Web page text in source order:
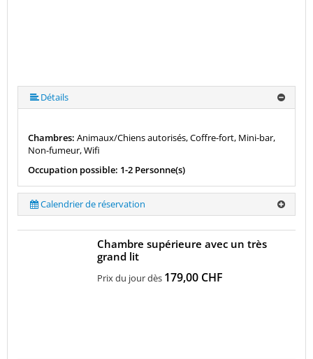
Détails
Chambres: Animaux/Chiens autorisés, Coffre-fort, Mini-bar,
Non-fumeur, Wifi
Occupation possible: 1-2 Personne(s)
Calendrier de réservation
Chambre supérieure avec un très
grand lit
Prix du jour dès 179,00 CHF